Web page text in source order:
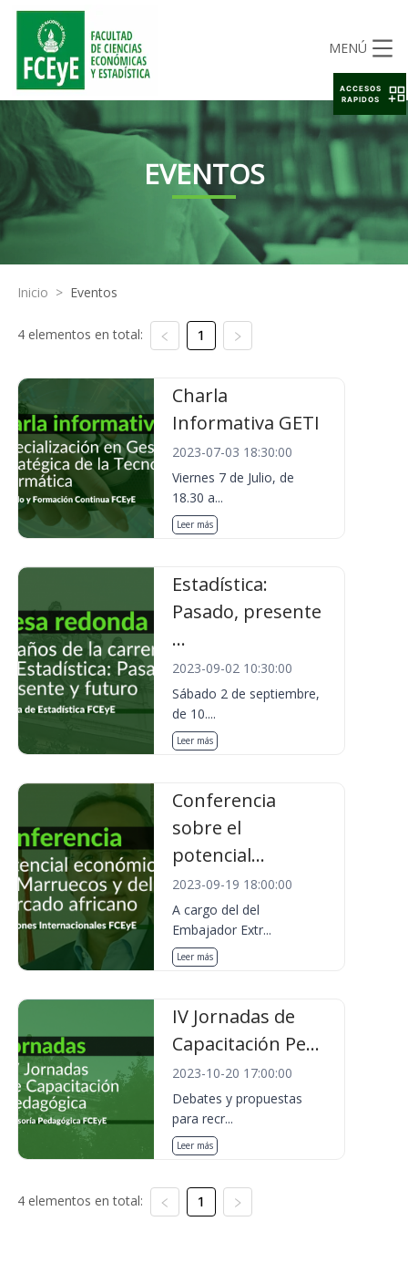
MENÚ
EVENTOS
Inicio > Eventos
4 elementos en total: 1
Charla
Informativa GETI
2023-07-03 18:30:00
Viernes 7 de Julio, de
18.30 a...
Leer más
Estadística:
Pasado, presente
...
2023-09-02 10:30:00
Sábado 2 de septiembre,
de 10....
Leer más
Conferencia
sobre el
potencial...
2023-09-19 18:00:00
A cargo del del
Embajador Extr...
Leer más
IV Jornadas de
Capacitación Pe...
2023-10-20 17:00:00
Debates y propuestas
para recr...
Leer más
4 elementos en total: 1
ACCESOS
RAPIDOS